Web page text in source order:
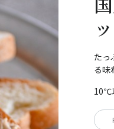
たっ
る味
10℃